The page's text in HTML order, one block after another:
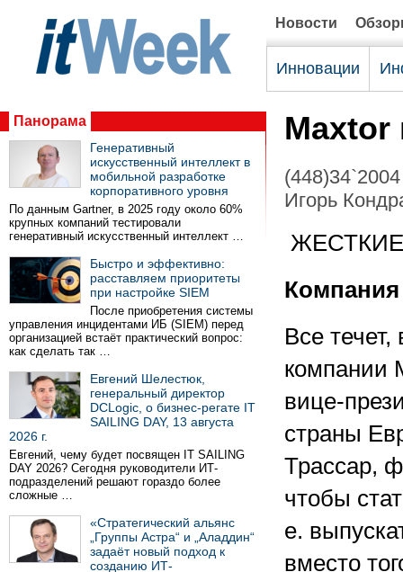
Новости
Инновации
Панорама
Генеративный
искусственный интеллект в
мобильной разработке
корпоративного уровня
По данным Gartner, в 2025 году около 60%
крупных компаний тестировали
генеративный искусственный интеллект …
Быстро и эффективно:
расставляем приоритеты
при настройке SIEM
После приобретения системы
управления инцидентами ИБ (SIEM) перед
организацией встаёт практический вопрос:
как сделать так …
Евгений Шелестюк,
генеральный директор
DCLogic, о бизнес-регате IT
SAILING DAY, 13 августа
2026 г.
Евгений, чему будет посвящен IT SAILING
DAY 2026? Сегодня руководители ИТ-
подразделений решают гораздо более
сложные …
«Стратегический альянс
„Группы Астра“ и „Аладдин“
задаёт новый подход к
созданию ИТ-
Maxtor
(448)34`2004
Игорь
Все
компании
вице-
страны
Трассар,
чтобы
е.
вместо